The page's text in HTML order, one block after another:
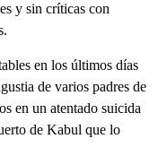
y sin críticas con
en los últimos días
de varios padres de
en un atentado suicida
de Kabul que lo